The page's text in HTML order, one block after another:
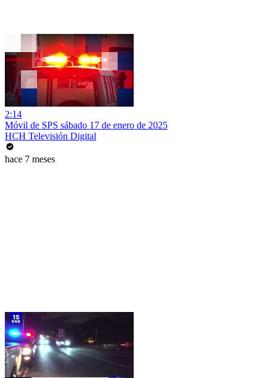
2:14
Móvil de SPS sábado 17 de enero de 2025
HCH Televisión Digital
hace 7 meses